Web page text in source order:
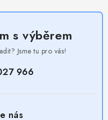
s výběrem
Jsme tu pro vás!
966